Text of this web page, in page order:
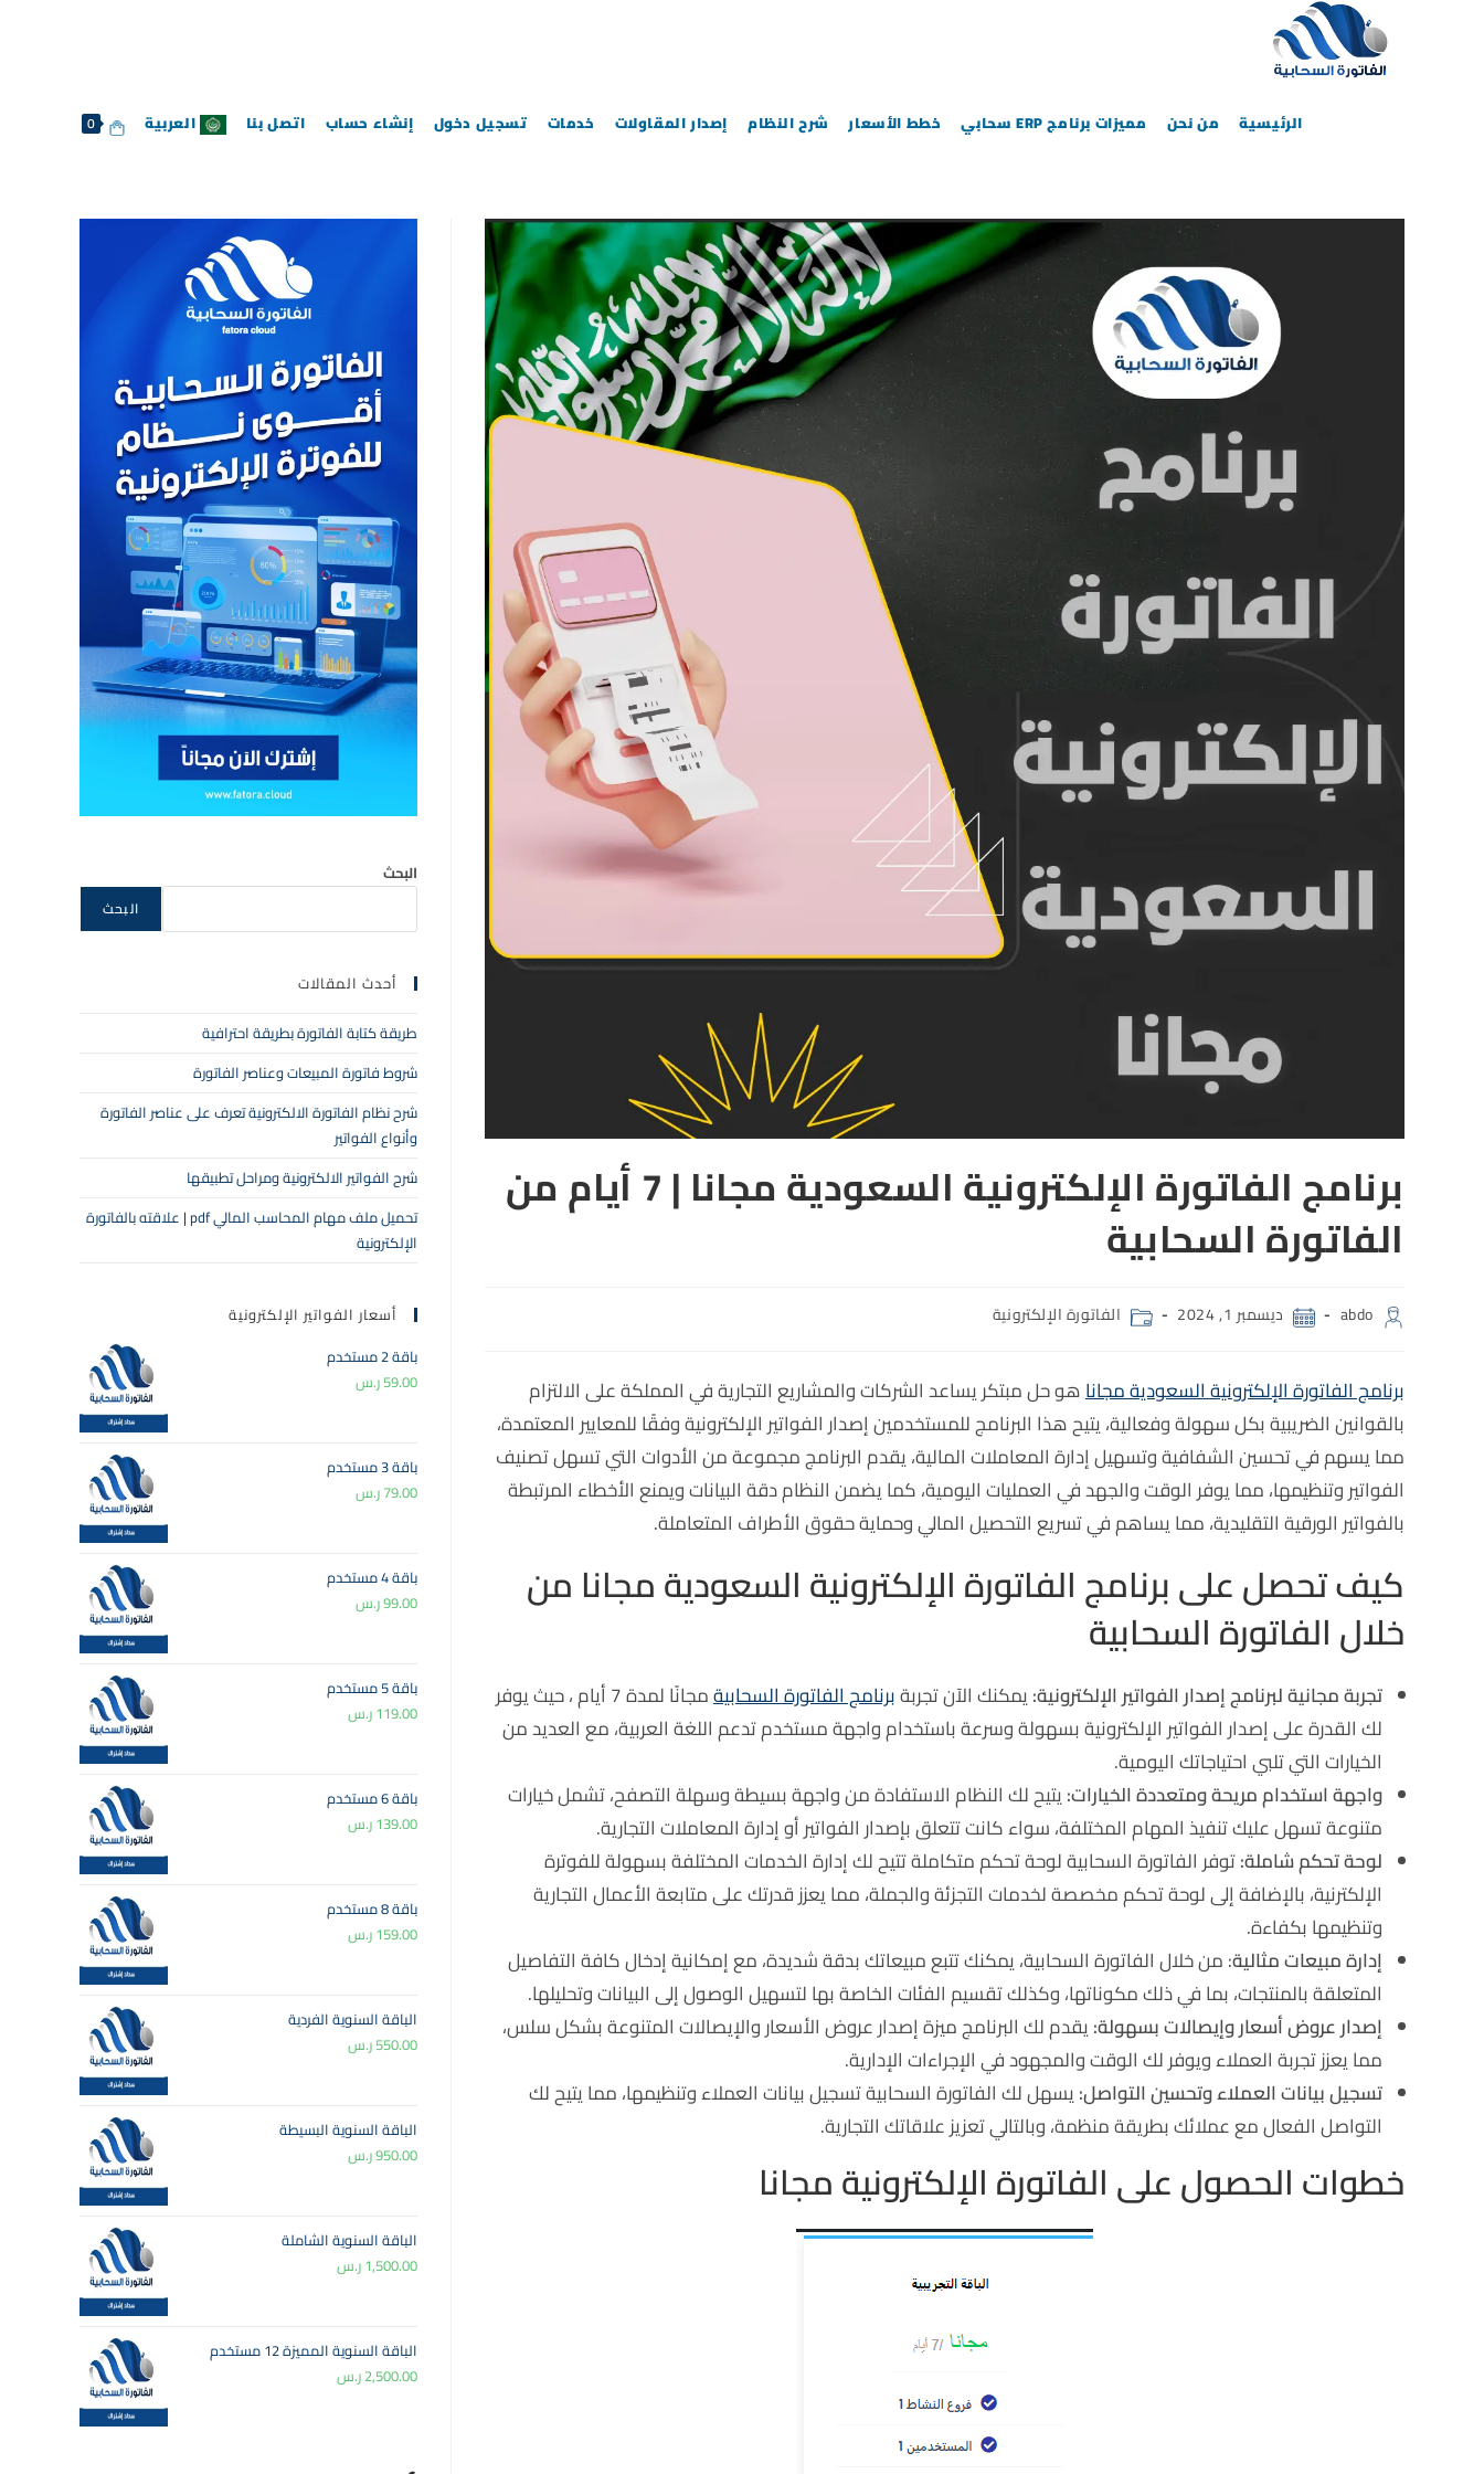
الرئيسية من نحن مميزات برنامج ERP سحابي خطط الأسعار شرح النظام إصدار المقاولات خدمات تسجيل دخول إنشاء حساب اتصل بنا العربية 0
برنامج الفاتورة الإلكترونية السعودية مجانا | 7 أيام من
الفاتورة السحابية
abdo ديسمبر 1, 2024 الفاتورة الإلكترونية
برنامج الفاتورة الإلكترونية السعودية مجاناهو حل مبتكر يساعد الشركات والمشاريع التجارية في المملكة على الالتزام
بالقوانين الضريبية بكل سهولة وفعالية، يتيح هذا البرنامج للمستخدمين إصدار الفواتير الإلكترونية وفقًا للمعايير المعتمدة،
مما يسهم في تحسين الشفافية وتسهيل إدارة المعاملات المالية، يقدم البرنامج مجموعة من الأدوات التي تسهل تصنيف
الفواتير وتنظيمها، مما يوفر الوقت والجهد في العمليات اليومية، كما يضمن النظام دقة البيانات ويمنع الأخطاء المرتبطة
بالفواتير الورقية التقليدية، مما يساهم في تسريع التحصيل المالي وحماية حقوق الأطراف المتعاملة.
كيف تحصل على برنامج الفاتورة الإلكترونية السعودية مجانا من
خلالالفاتورة السحابية
تجربة مجانية لبرنامج إصدار الفواتير الإلكترونية:يمكنك الآن تجربةبرنامج الفاتورة السحابية
مجانًا لمدة 7 أيام ، حيث يوفر
لك القدرة على إصدار الفواتير الإلكترونية بسهولة وسرعة باستخدام واجهة مستخدم تدعم اللغة العربية، مع العديد من
الخيارات التي تلبي احتياجاتك اليومية.
واجهة استخدام مريحة ومتعددة الخيارات:يتيح لك النظام الاستفادة من واجهة بسيطة وسهلة التصفح، تشمل خيارات
متنوعة تسهل عليك تنفيذ المهام المختلفة، سواء كانت تتعلق بإصدار الفواتير أو إدارة المعاملات التجارية.
لوحة تحكم شاملة:توفر الفاتورة السحابية لوحة تحكم متكاملة تتيح لك إدارة الخدمات المختلفة بسهولة للفوترة
الإلكترنية، بالإضافة إلى لوحة تحكم مخصصة لخدمات التجزئة والجملة، مما يعزز قدرتك على متابعة الأعمال التجارية
وتنظيمها بكفاءة.
إدارة مبيعات مثالية: من خلال الفاتورة السحابية، يمكنك تتبع مبيعاتك بدقة شديدة، مع إمكانية إدخال كافة التفاصيل
المتعلقة بالمنتجات، بما في ذلك مكوناتها، وكذلك تقسيم الفئات الخاصة بها لتسهيل الوصول إلى البيانات وتحليلها.
إصدار عروض أسعار وإيصالات بسهولة:يقدم لك البرنامج ميزة إصدار عروض الأسعار والإيصالات المتنوعة بشكل سلس،
مما يعزز تجربة العملاء ويوفر لك الوقت والمجهود في الإجراءات الإدارية.
تسجيل بيانات العملاء وتحسين التواصل:يسهل لك الفاتورة السحابية تسجيل بيانات العملاء وتنظيمها، مما يتيح لك
التواصل الفعال مع عملائك بطريقة منظمة، وبالتالي تعزيز علاقاتك التجارية.
خطوات الحصول على الفاتورة الإلكترونية مجانا
البحث
البحث
أحدث المقالات
طريقة كتابة الفاتورة بطريقة احترافية
شروط فاتورة المبيعات وعناصر الفاتورة
شرح نظام الفاتورة الالكترونية تعرف على عناصر الفاتورة
وأنواع الفواتير
شرح الفواتير الالكترونية ومراحل تطبيقها
تحميل ملف مهام المحاسب المالي pdf | علاقته بالفاتورة
الإلكترونية
أسعار الفواتير الإلكترونية
باقة 2 مستخدم
59.00ر.س
باقة 3 مستخدم
79.00ر.س
باقة 4 مستخدم
99.00ر.س
باقة 5 مستخدم
119.00ر.س
باقة 6 مستخدم
139.00ر.س
باقة 8 مستخدم
159.00ر.س
الباقة السنوية الفردية
550.00ر.س
الباقة السنوية البسيطة
950.00ر.س
الباقة السنوية الشاملة
1,500.00ر.س
الباقة السنوية المميزة 12 مستخدم
2,500.00ر.س